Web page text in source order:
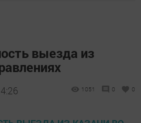
выезда из
1051 0 0